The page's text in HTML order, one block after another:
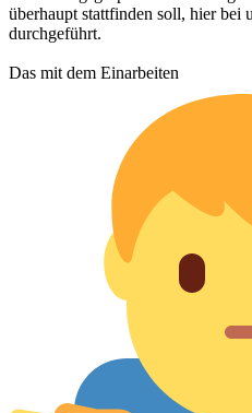
überhaupt stattfinden soll, hier bei
durchgeführt.
Das mit dem Einarbeiten